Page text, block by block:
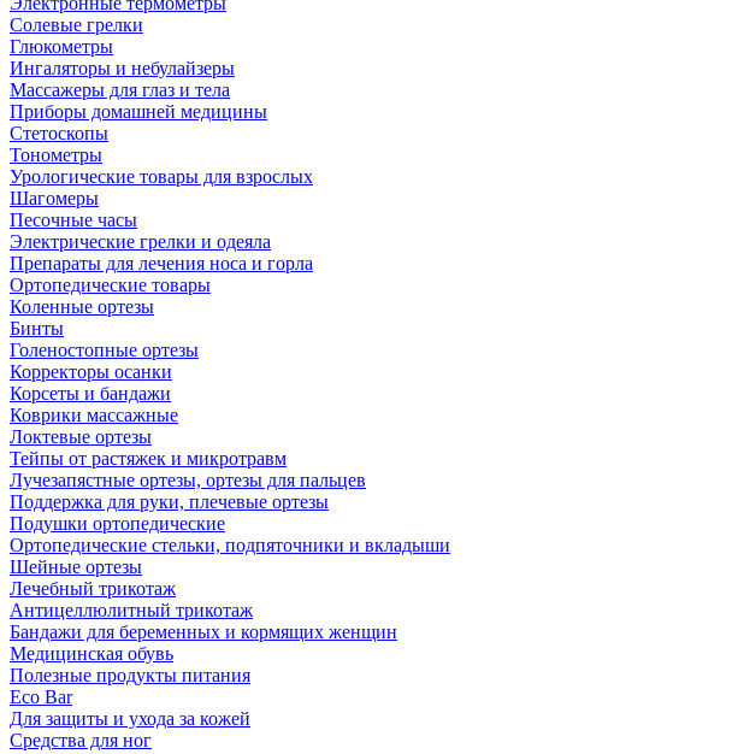
Cолевые грелки
Глюкометры
Ингаляторы и небулайзеры
Массажеры для глаз и тела
Приборы домашней медицины
Стетоскопы
Тонометры
Урологические товары для взрослых
Шагомеры
Песочные часы
Электрические грелки и одеяла
Препараты для лечения носа и горла
Ортопедические товары
Коленные ортезы
Бинты
Голеностопные ортезы
Корректоры осанки
Корсеты и бандажи
Коврики массажные
Локтевые ортезы
Тейпы от растяжек и микротравм
Лучезапястные ортезы, ортезы для пальцев
Поддержка для руки, плечевые ортезы
Подушки ортопедические
Ортопедические стельки, подпяточники и вкладыши
Шейные ортезы
Лечебный трикотаж
Антицеллюлитный трикотаж
Бандажи для беременных и кормящих женщин
Медицинская обувь
Полезные продукты питания
Eco Bar
Для защиты и ухода за кожей
Средства для ног